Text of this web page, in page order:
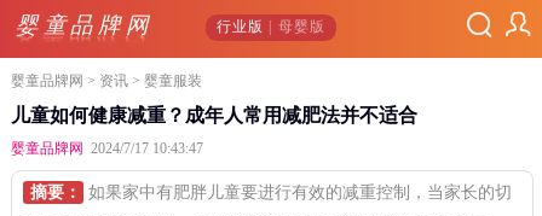
婴童品牌网 行业版 | 母婴版
婴童品牌网 > 资讯> 婴童服装
儿童如何健康减重？成年人常用减肥法并不适合
婴童品牌网 2024/7/17 10:43:47
摘要：
如果家中有肥胖儿童要进行有效的减重控制，当家长的切